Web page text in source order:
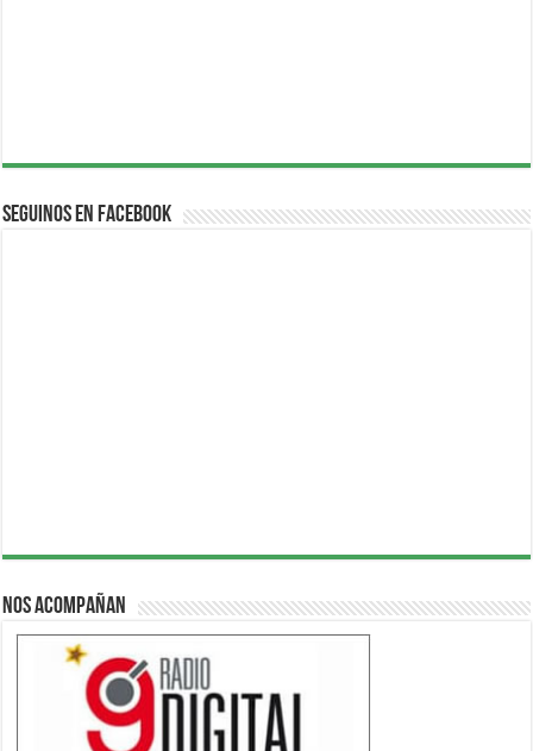
Seguinos en Facebook
Nos acompañan